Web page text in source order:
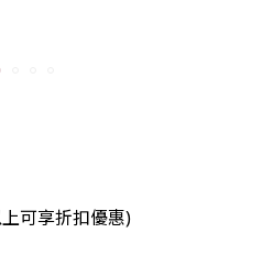
可享折扣優惠)